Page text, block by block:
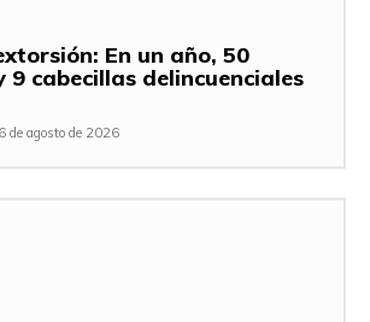
En un año, 50
9 cabecillas delincuenciales
6 de agosto de 2026